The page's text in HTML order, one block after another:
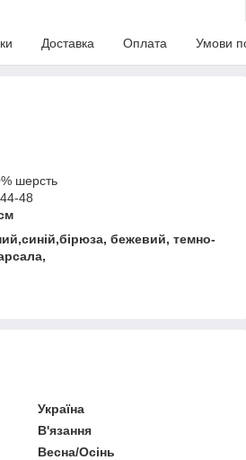
Доставка Оплата Умови
шерсть
48
бежевий, темно-
Україна
В'язання
Весна/Осінь